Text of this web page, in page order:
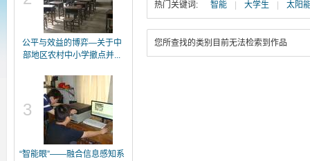
公平与效益的博弈—关于中
部地区农村中小学撤点并...
3
“智能眼”——融合信息感知系
热门关键词: 智能 大学生 太阳
您所查找的类别目前无法检索到作品